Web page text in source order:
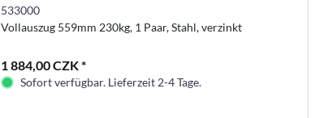
533000
Vollauszug 559mm 230kg, 1 Paar, Stahl, verzinkt
1 884,00 CZK *
Sofort verfügbar. Lieferzeit 2-4 Tage.